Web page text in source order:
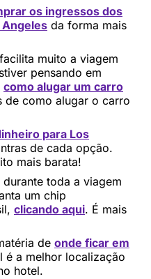
os ingressos dos
Angeles da forma mais
muito a viagem
pensando em
como alugar um carro
de como alugar o carro
para Los
de cada opção.
mais barata!
toda a viagem
um chip
clicando aqui. É mais
de onde ficar em
é a melhor localização
hotel.